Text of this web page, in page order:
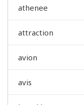
athenee
attraction
avion
avis